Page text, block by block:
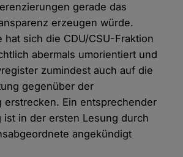
gerade das
erzeugen würde.
hat sich die CDU/CSU-Fraktion
abermals umorientiert und
zumindest auch auf die
gegenüber der
erstrecken. Ein entsprechender
ist in der ersten Lesung durch
angekündigt